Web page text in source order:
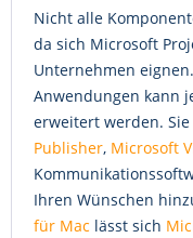
Nicht alle
da sich Microsoft
Unternehmen
Anwendungen kann
erweitert werden.
Publisher, Microsoft
Ihren Wünschen
für Mac lässt sich